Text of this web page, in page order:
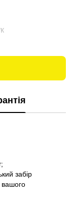
забір
вашого